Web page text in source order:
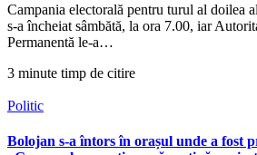
Campania electorală pentru turul al doilea
s-a încheiat sâmbătă, la ora 7.00, iar
Permanentă le-a…
3 minute timp de citire
Politic
Bolojan s-a întors în orașul unde a fost